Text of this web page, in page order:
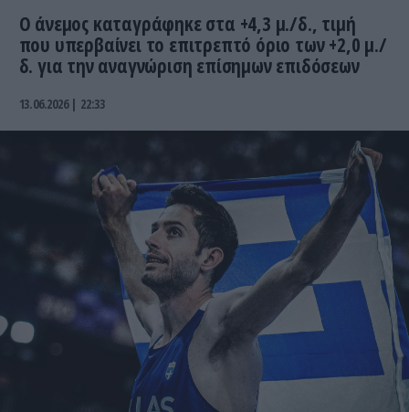
Ο άνεμος καταγράφηκε στα +4,3 μ./δ., τιμή
που υπερβαίνει το επιτρεπτό όριο των +2,0 μ./
δ. για την αναγνώριση επίσημων επιδόσεων
13.06.2026 | 22:33